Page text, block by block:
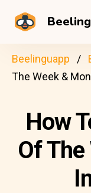
Beelinguapp
The Week &
How
Of